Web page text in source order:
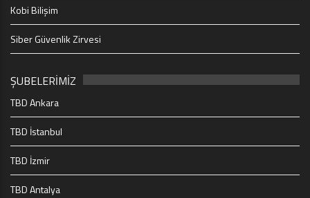
Kobi Bilişim
Siber Güvenlik Zirvesi
ŞUBELERİMİZ
TBD Ankara
TBD İstanbul
TBD İzmir
TBD Antalya